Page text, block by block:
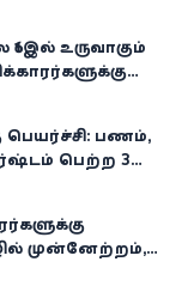
உருவாகும்
பெயர்ச்சி: பணம்,
பெற்ற 3
முன்னேற்றம்,